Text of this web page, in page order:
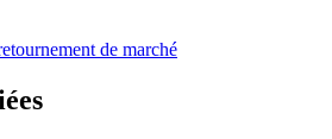
de marché